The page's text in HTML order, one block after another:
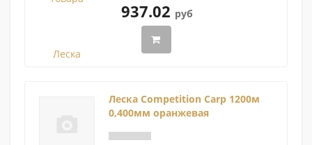
937.02 руб
Леска Competition Carp 1200м
0,400мм оранжевая